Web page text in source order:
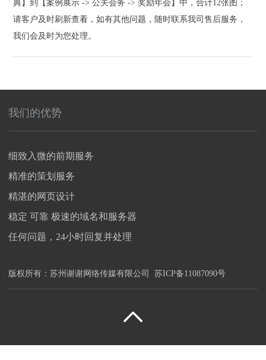
典】到【案例展示 -> 公关会务 -> 奖励年会】中，合计12张图；
请客户及时刷新查看，如有其他问题，随时联系我司售后服务，
我们会及时为您处理。
我们的优势
细致入微的前期服务
精准的策划服务
精湛的网页设计
稳定 可靠 极速的域名和服务器
任何问题，24小时回复并处理
版权所有： 苏州谢谢网络传媒有限公司 苏ICP备11087090号